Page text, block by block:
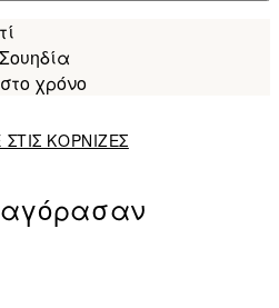
χρόνο
ΣΤΙΣ ΚΟΡΝΙΖΕΣ